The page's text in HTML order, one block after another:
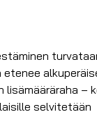
–
selvitetään